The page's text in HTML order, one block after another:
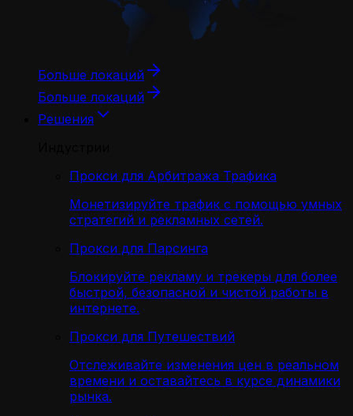
Больше локаций
Больше локаций
Решения
Прокси для Арбитража Трафика
Монетизируйте трафик с помощью умных
стратегий и рекламных сетей.
Прокси для Парсинга
Блокируйте рекламу и трекеры для более
быстрой, безопасной и чистой работы в
интернете.
Прокси для Путешествий
Отслеживайте изменения цен в реальном
времени и оставайтесь в курсе динамики
рынка.